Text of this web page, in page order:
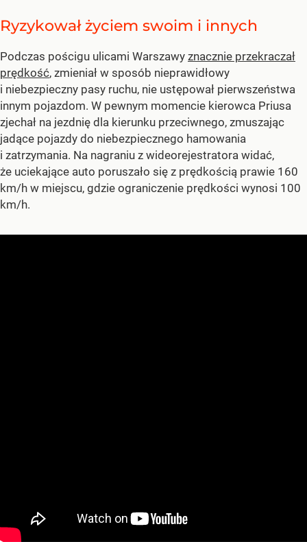
Ryzykował życiem swoim i innych
Podczas pościgu ulicami Warszawy znacznie przekraczał
prędkość, zmieniał w sposób nieprawidłowy
i niebezpieczny pasy ruchu, nie ustępował pierwszeństwa
innym pojazdom. W pewnym momencie kierowca Priusa
zjechał na jezdnię dla kierunku przeciwnego, zmuszając
jadące pojazdy do niebezpiecznego hamowania
i zatrzymania. Na nagraniu z wideorejestratora widać,
że uciekające auto poruszało się z prędkością prawie 160
km/h w miejscu, gdzie ograniczenie prędkości wynosi 100
km/h.